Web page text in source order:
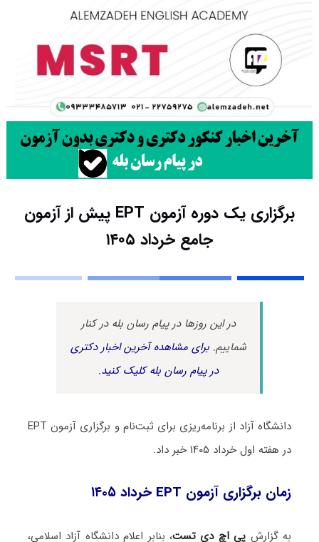
برگزاری یک دوره آزمون EPT پیش از آزمون
جامع خرداد ۱۴۰۵
در این روزها در پیام رسان بله در کنار
شماییم.برای مشاهده آخرین اخبار دکتری
در پیام رسان بله کلیک کنید.
دانشگاه آزاد از برنامه‌ریزی برای ثبت‌نام و برگزاری آزمون EPT
در هفته اول خرداد ۱۴۰۵ خبر داد.
زمان برگزاری آزمون EPT خرداد ۱۴۰۵
به گزارش پی اچ دی تست، بنابر اعلام دانشگاه آزاد اسلامی،